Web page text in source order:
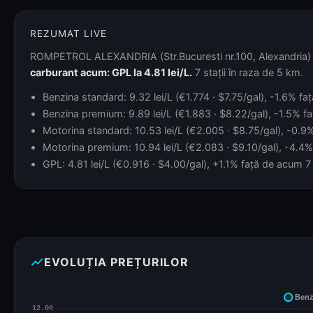
REZUMAT LIVE
ROMPETROL ALEXANDRIA (Str.Bucuresti nr.100,
carburant acum: GPL la 4.81 lei/L. 7 stații în raza de 5 km.
Benzina standard: 9.32 lei/L (€1.774 · $7.75/gal), -1.6%
Benzina premium: 9.89 lei/L (€1.883 · $8.22/gal), -1.5%
Motorina standard: 10.53 lei/L (€2.005 · $8.75/gal), -
Motorina premium: 10.94 lei/L (€2.083 · $9.10/gal), -
GPL: 4.81 lei/L (€0.916 · $4.00/gal), +1.1% față de acum
show_chartEVOLUȚIA PREȚURILOR